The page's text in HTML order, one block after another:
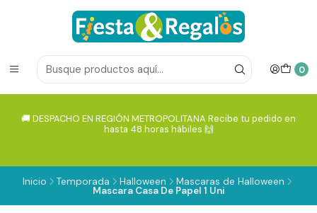
0
🚚 DESPACHO EN REGIÓN METROPOLITANA Recibe tu pedido en
hasta 48 horas hábiles 🙌
Inicio Temporada Halloween Mascaras de Halloween
Mascara Casa De Papel 1 Uni